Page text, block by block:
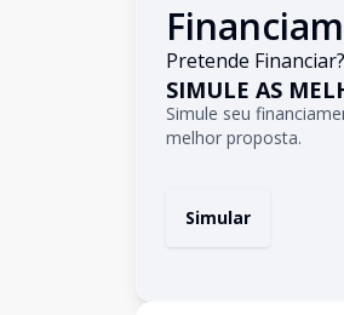
Pretende Financiar?
SIMULE AS
Simule seu
melhor proposta.
Simular